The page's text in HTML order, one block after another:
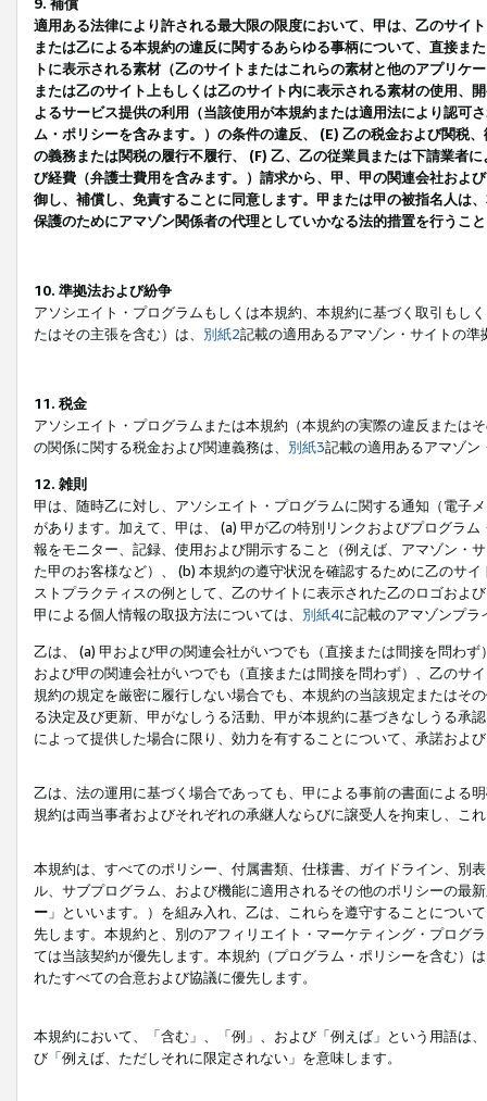
9. 補償
適用ある法律により許される最大限の限度において、甲は、乙のサイ
または乙による本規約の違反に関するあらゆる事柄について、直接ま
トに表示される素材（乙のサイトまたはこれらの素材と他のアプリ
または乙のサイト上もしくは乙のサイト内に表示される素材の使用、
よるサービス提供の利用（当該使用が本規約または適用法により認可
ム・ポリシーを含みます。）の条件の違反、 (E) 乙の税金および関税
の義務または関税の履行不履行、 (F) 乙、乙の従業員または下請業者
び経費（弁護士費用を含みます。）請求から、甲、甲の関連会社およ
御し、補償し、免責することに同意します。甲または甲の被指名人は
保護のためにアマゾン関係者の代理としていかなる法的措置を行うこ
10. 準拠法および紛争
アソシエイト・プログラムもしくは本規約、本規約に基づく取引もし
たはその主張を含む）は、 別紙2記載の適用あるアマゾン・サイトの
11. 税金
アソシエイト・プログラムまたは本規約（本規約の実際の違反または
の関係に関する税金および関連義務は、 別紙3記載の適用あるアマゾン
12. 雑則
甲は、随時乙に対し、アソシエイト・プログラムに関する通知（電子
があります。加えて、甲は、 (a) 甲が乙の特別リンクおよびプログラ
報をモニター、記録、使用および開示すること（例えば、アマゾン・
た甲のお客様など）、 (b) 本規約の遵守状況を確認するために乙のサ
ストプラクティスの例として、乙のサイトに表示された乙のロゴおよ
甲による個人情報の取扱方法については、 別紙4に記載のアマゾンプ
乙は、 (a) 甲および甲の関連会社がいつでも（直接または間接を問わ
および甲の関連会社がいつでも（直接または間接を問わず）、乙のサ
規約の規定を厳密に履行しない場合でも、本規約の当該規定またはそ
る決定及び更新、甲がなしうる活動、甲が本規約に基づきなしうる承
によって提供した場合に限り、効力を有することについて、承諾およ
乙は、法の運用に基づく場合であっても、甲による事前の書面による
規約は両当事者およびそれぞれの承継人ならびに譲受人を拘束し、こ
本規約は、すべてのポリシー、付属書類、仕様書、ガイドライン、別
ル、サブプログラム、および機能に適用されるその他のポリシーの最
ー 」といいます。）を組み入れ、乙は、これらを遵守することにつ
先します。本規約と、別のアフィリエイト・マーケティング・プログ
ては当該契約が優先します。本規約（プログラム・ポリシーを含む）
れたすべての合意および協議に優先します。
本規約において、「含む」、「例」、および「例えば」という用語は
び「例えば、ただしそれに限定されない」を意味します。